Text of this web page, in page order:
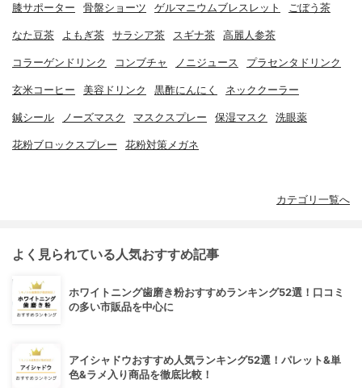
膝サポーター 骨盤ショーツ ゲルマニウムブレスレット ごぼう茶
なた豆茶 よもぎ茶 サラシア茶 スギナ茶 高麗人参茶
コラーゲンドリンク コンブチャ ノニジュース プラセンタドリンク
玄米コーヒー 美容ドリンク 黒酢にんにく ネッククーラー
鍼シール ノーズマスク マスクスプレー 保湿マスク 洗眼薬
花粉ブロックスプレー 花粉対策メガネ
カテゴリ一覧へ
よく見られている人気おすすめ記事
ホワイトニング歯磨き粉おすすめランキング52選！口コミ
の多い市販品を中心に
アイシャドウおすすめ人気ランキング52選！パレット&単
色&ラメ入り商品を徹底比較！